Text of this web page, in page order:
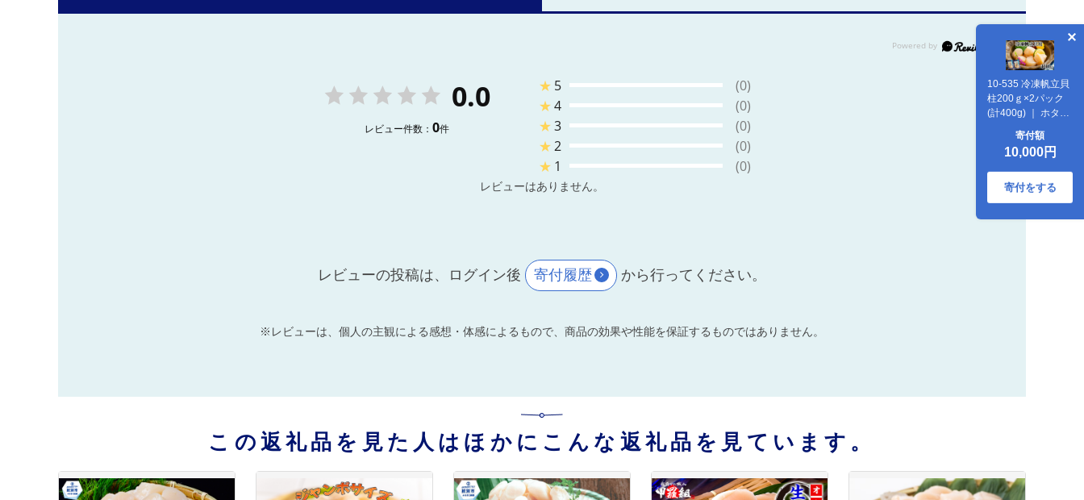
10-535 冷凍帆立貝
柱200ｇ×2パック
(計400g) ｜ ホタテ
寄付額
10,000円
寄付をする
0.0
レビュー件数： 0件
★ 5
(0)
★4
(0)
★3
(0)
★2
(0)
★ 1 (0)
レビューはありません。
レビューの投稿は、ログイン後 寄付履歴 から行ってください。
※レビューは、個人の主観による感想・体感によるもので、商品の効果や性能を保証するものではありません。
この返礼品を見た人はほかにこんな返礼品を見ています。